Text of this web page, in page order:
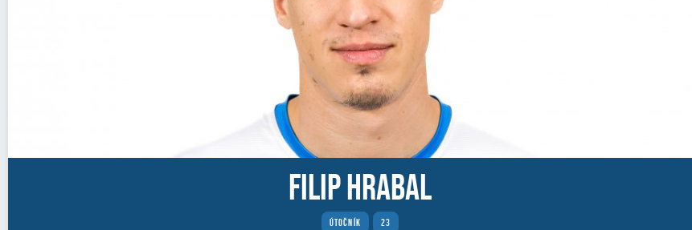
Filip Hrabal
ÚTOČNÍK 23